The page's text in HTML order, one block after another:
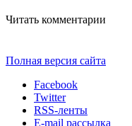
Читать комментарии
Полная версия сайта
Facebook
Twitter
RSS-ленты
E-mail рассылка